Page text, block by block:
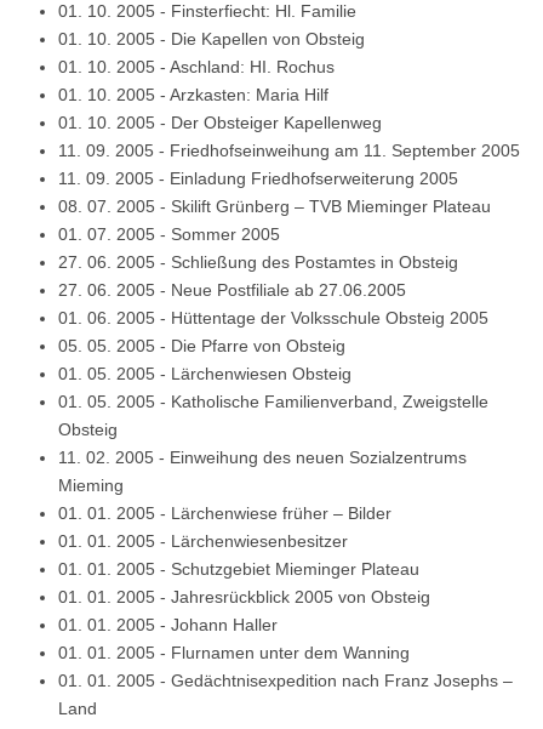
01. 10. 2005 - Finsterfiecht: Hl. Familie
01. 10. 2005 - Die Kapellen von Obsteig
01. 10. 2005 - Aschland: HI. Rochus
01. 10. 2005 - Arzkasten: Maria Hilf
01. 10. 2005 - Der Obsteiger Kapellenweg
11. 09. 2005 - Friedhofseinweihung am 11. September 2005
11. 09. 2005 - Einladung Friedhofserweiterung 2005
08. 07. 2005 - Skilift Grünberg – TVB Mieminger Plateau
01. 07. 2005 - Sommer 2005
27. 06. 2005 - Schließung des Postamtes in Obsteig
27. 06. 2005 - Neue Postfiliale ab 27.06.2005
01. 06. 2005 - Hüttentage der Volksschule Obsteig 2005
05. 05. 2005 - Die Pfarre von Obsteig
01. 05. 2005 - Lärchenwiesen Obsteig
01. 05. 2005 - Katholische Familienverband, Zweigstelle
Obsteig
11. 02. 2005 - Einweihung des neuen Sozialzentrums
Mieming
01. 01. 2005 - Lärchenwiese früher – Bilder
01. 01. 2005 - Lärchenwiesenbesitzer
01. 01. 2005 - Schutzgebiet Mieminger Plateau
01. 01. 2005 - Jahresrückblick 2005 von Obsteig
01. 01. 2005 - Johann Haller
01. 01. 2005 - Flurnamen unter dem Wanning
01. 01. 2005 - Gedächtnisexpedition nach Franz Josephs –
Land